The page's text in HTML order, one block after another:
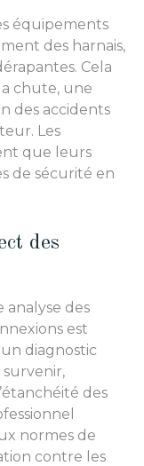
équipements
des harnais,
Cela
chute, une
des accidents
Les
que leurs
de sécurité en
des
des
est
diagnostic
des
normes de
contre les